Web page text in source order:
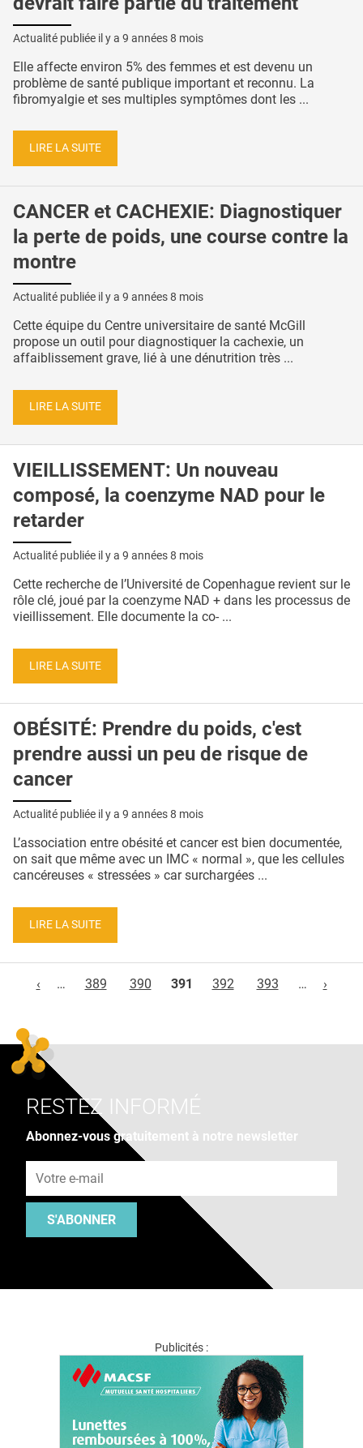
Actualité publiée il y a 9 années 8 mois
Elle affecte environ 5% des femmes et est devenu un
problème de santé publique important et reconnu. La
fibromyalgie et ses multiples symptômes dont les ...
LIRE LA SUITE
CANCER et CACHEXIE: Diagnostiquer
la perte de poids, une course contre la
montre
Actualité publiée il y a 9 années 8 mois
Cette équipe du Centre universitaire de santé McGill
propose un outil pour diagnostiquer la cachexie, un
affaiblissement grave, lié à une dénutrition très ...
LIRE LA SUITE
VIEILLISSEMENT: Un nouveau
composé, la coenzyme NAD pour le
retarder
Actualité publiée il y a 9 années 8 mois
Cette recherche de l’Université de Copenhague revient sur le
rôle clé, joué par la coenzyme NAD + dans les processus de
vieillissement. Elle documente la co- ...
LIRE LA SUITE
OBÉSITÉ: Prendre du poids, c'est
prendre aussi un peu de risque de
cancer
Actualité publiée il y a 9 années 8 mois
L’association entre obésité et cancer est bien documentée,
on sait que même avec un IMC « normal », que les cellules
cancéreuses « stressées » car surchargées ...
LIRE LA SUITE
‹
… 389 390 391 392 393 … ›
RESTEZ INFORMÉ
Abonnez-vous gratuitement à notre newsletter
S'ABONNER
Publicités :